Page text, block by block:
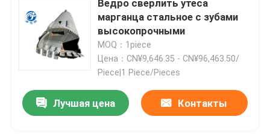
Ведро сверлить утеса
марганца стальное с зубами
высокопрочными
MOQ：1piece
Цена：CN¥9,646.35 - CN¥96,463.50/
Piece|1 Piece/Pieces
Лучшая цена Контакты